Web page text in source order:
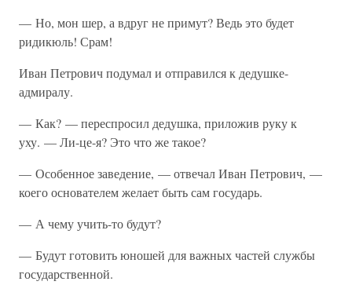
— Но, мон шер, а вдруг не примут? Ведь это будет
ридикюль! Срам!
Иван Петрович подумал и отправился к дедушке-
адмиралу.
— Как? — переспросил дедушка, приложив руку к
уху. — Ли-це-я? Это что же такое?
— Особенное заведение, — отвечал Иван Петрович, —
коего основателем желает быть сам государь.
— А чему учить-то будут?
— Будут готовить юношей для важных частей службы
государственной.